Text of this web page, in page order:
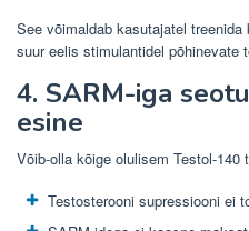
See võimaldab kasutajatel
suur eelis stimulantidel põhinevate
4. SARM-iga
esine
Võib-olla kõige olulisem Testol-140
Testosterooni supressiooni ei